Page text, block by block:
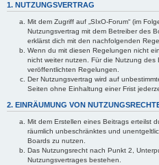
1. NUTZUNGSVERTRAG
Mit dem Zugriff auf „SIxO-Forum“ (im
Nutzungsvertrag mit dem Betreiber des
erklärst dich mit den nachfolgenden
Wenn du mit diesen Regelungen nicht
nicht weiter nutzen. Für die Nutzung
veröffentlichten Regelungen.
Der Nutzungsvertrag wird auf
Seiten ohne Einhaltung einer Frist
2. EINRÄUMUNG VON
Mit dem Erstellen eines Beitrags erteilst
räumlich unbeschränktes und
Boards zu nutzen.
Das Nutzungsrecht nach Punkt 2,
Nutzungsvertrages bestehen.